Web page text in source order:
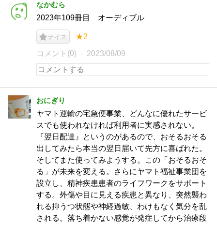
なかむら
2023年109冊目 オーディブル
ナイス ★2
コメント(0) 2023/08/09
おにぎり
ヤマト運輸の宅急便事業、どんなに優れたサービ
スでも使われなければ利用者に実感されない。
『翌日配達』というのがあるので、おそるおそる
出してみたら本当の翌日届いて先方に喜ばれた。
そしてまた使ってみようする。この「おそるおそ
る」が未来を変える。さらにヤマト福祉事業団を
設立し、精神疾患患者のライフワークをサポート
する。外傷や目に見える疾患と異なり、突然襲わ
れる抑うつ状態や神経過敏、わけもなく気分を乱
される。落ち着かない感覚が発症してから治療段